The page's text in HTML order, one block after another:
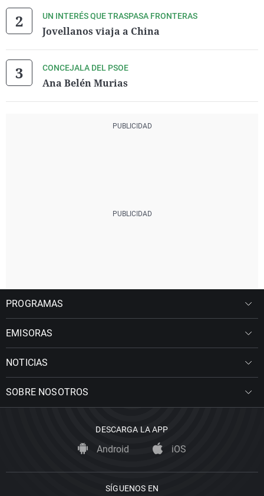
UN INTERÉS QUE TRASPASA FRONTERAS
Jovellanos viaja a China
CONCEJALA DEL PSOE
Ana Belén Murias
PROGRAMAS
EMISORAS
NOTICIAS
SOBRE NOSOTROS
DESCARGA LA APP
Android iOS
SÍGUENOS EN